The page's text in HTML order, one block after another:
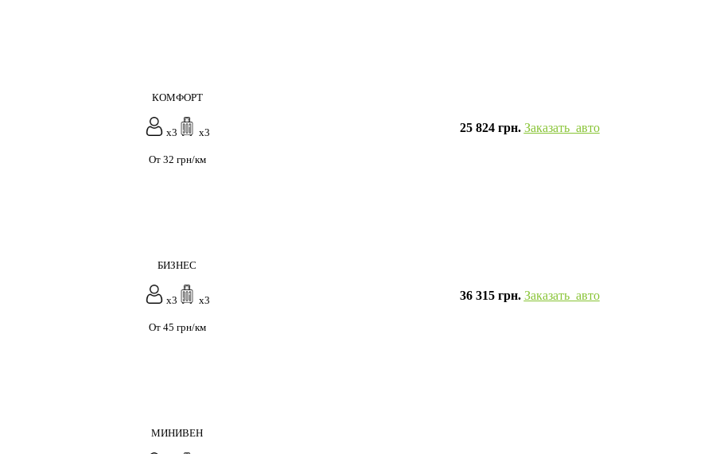
КОМФОРТ
x3 x3
От 32 грн/км
25 824 грн. Заказать авто
БИЗНЕС
x3 x3
От 45 грн/км
36 315 грн. Заказать авто
МИНИВЕН